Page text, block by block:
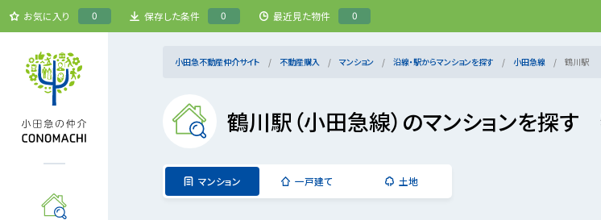
お気に入り 0 保存した条件 0 最近見た物件 0
小田急不動産仲介サイト 不動産購入 マンション 沿線・駅からマンションを探す 小田急線 鶴川駅
鶴川駅（小田急線）のマンションを探
マンション 一戸建て 土地